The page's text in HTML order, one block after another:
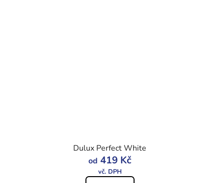
Dulux Perfect White
od 419 Kč